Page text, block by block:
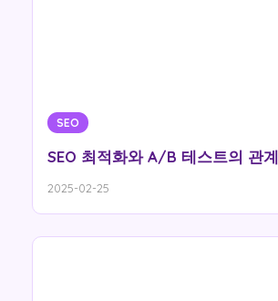
SEO
SEO 최적화와 A/B 테스트의 관계
2025-02-25